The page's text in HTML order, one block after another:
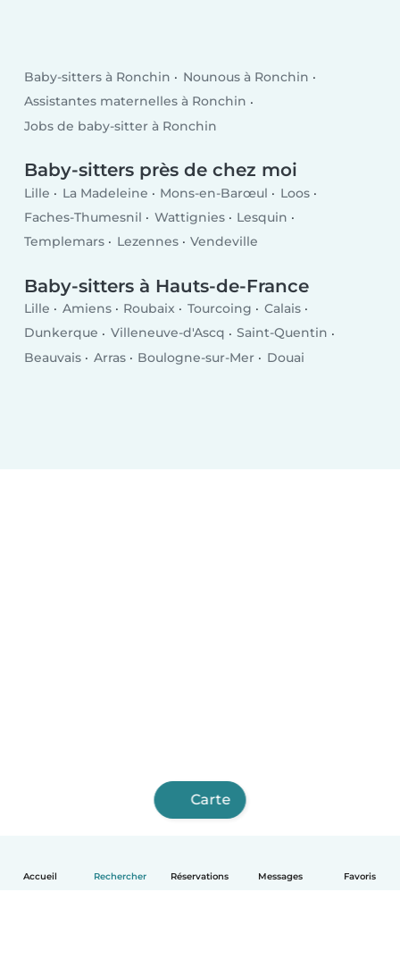
Accueil Rechercher Réservations Messages Favoris
Baby-sitters à Ronchin
Nounous à Ronchin
Assistantes maternelles à Ronchin
Jobs de baby-sitter à Ronchin
Baby-sitters près de chez moi
Lille La Madeleine Mons-en-Barœul
Loos
Faches-Thumesnil
Wattignies
Lesquin
Templemars
Lezennes Vendeville
Baby-sitters à Hauts-de-France
Lille Amiens Roubaix Tourcoing
Calais
Dunkerque
Villeneuve-d'Ascq
Saint-Quentin
Beauvais
Arras Boulogne-sur-Mer Douai
Carte